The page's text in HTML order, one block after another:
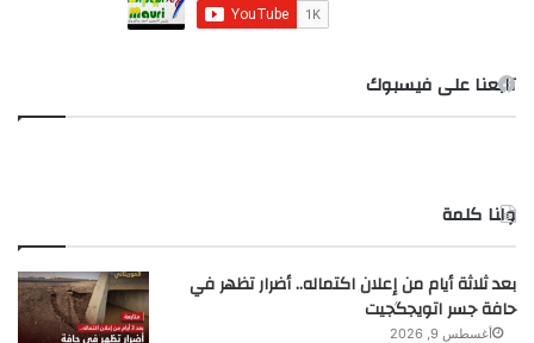
تابعنا على فيسبوك
ولنا كلمة
بعد ثلاثة أيام من إعلان اكتماله.. أضرار تظهر في
حافة جسر اتويجگجيت
أغسطس 9, 2026